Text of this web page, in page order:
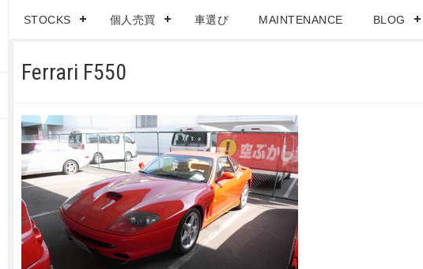
STOCKS 個人売買 車選び MAINTENANCE BLOG
Ferrari F550